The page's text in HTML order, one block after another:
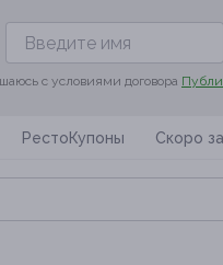
с условиями договора
РестоКупоны Скоро